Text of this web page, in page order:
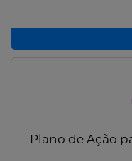
Plano de Ação